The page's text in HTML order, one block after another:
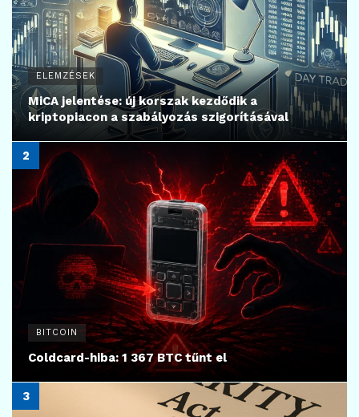
ELEMZÉSEK
MiCA jelentése: új korszak kezdődik a
kriptopiacon a szabályozás szigorításával
BITCOIN
Coldcard-hiba: 1 367 BTC tűnt el